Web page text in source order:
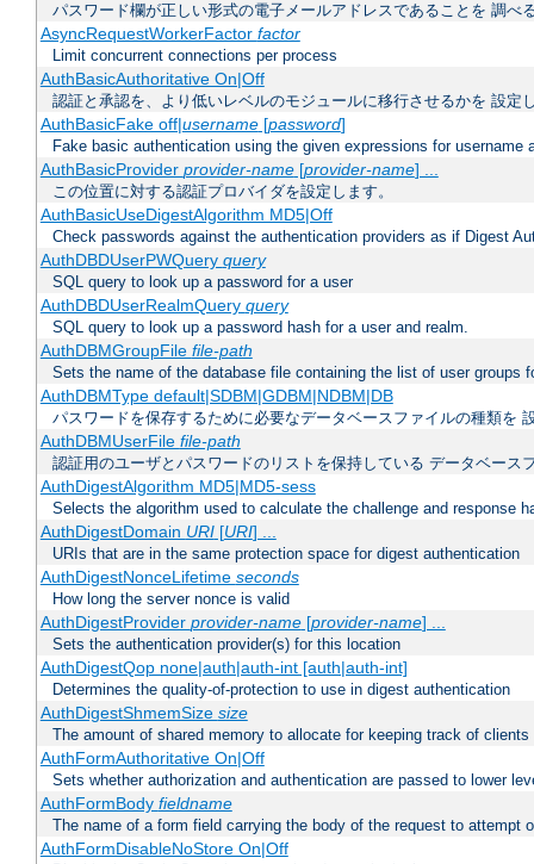
パスワード欄が正しい形式の電子メールアドレスであることを 調べ
AsyncRequestWorkerFactor factor
Limit concurrent connections per process
AuthBasicAuthoritative On|Off
認証と承認を、より低いレベルのモジュールに移行させるかを 設定
AuthBasicFake off|username[password]
Fake basic authentication using the given expressions for username
AuthBasicProvider provider-name[provider-name] ...
この位置に対する認証プロバイダを設定します。
AuthBasicUseDigestAlgorithm MD5|Off
Check passwords against the authentication providers as if Digest
AuthDBDUserPWQuery query
SQL query to look up a password for a user
AuthDBDUserRealmQuery query
SQL query to look up a password hash for a user and realm.
AuthDBMGroupFile file-path
Sets the name of the database file containing the list of user groups
AuthDBMType default|SDBM|GDBM|NDBM|DB
パスワードを保存するために必要なデータベースファイルの種類を
AuthDBMUserFile file-path
認証用のユーザとパスワードのリストを保持している データベース
AuthDigestAlgorithm MD5|MD5-sess
Selects the algorithm used to calculate the challenge and response
AuthDigestDomain URI[URI] ...
URIs that are in the same protection space for digest authentication
AuthDigestNonceLifetime seconds
How long the server nonce is valid
AuthDigestProvider provider-name[provider-name] ...
Sets the authentication provider(s) for this location
AuthDigestQop none|auth|auth-int [auth|auth-int]
Determines the quality-of-protection to use in digest authentication
AuthDigestShmemSize size
The amount of shared memory to allocate for keeping track of clients
AuthFormAuthoritative On|Off
Sets whether authorization and authentication are passed to lower
AuthFormBody fieldname
The name of a form field carrying the body of the request to attempt
AuthFormDisableNoStore On|Off